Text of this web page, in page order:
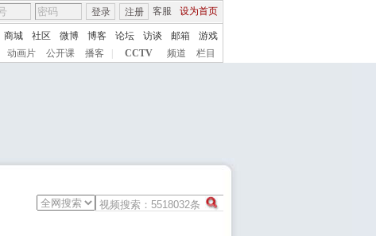
客服 设为首页
登录 注册
商城 社区 微博 博客 论坛 访谈 邮箱
游戏
动画片 公开课 播客 CCTV 频道 栏目